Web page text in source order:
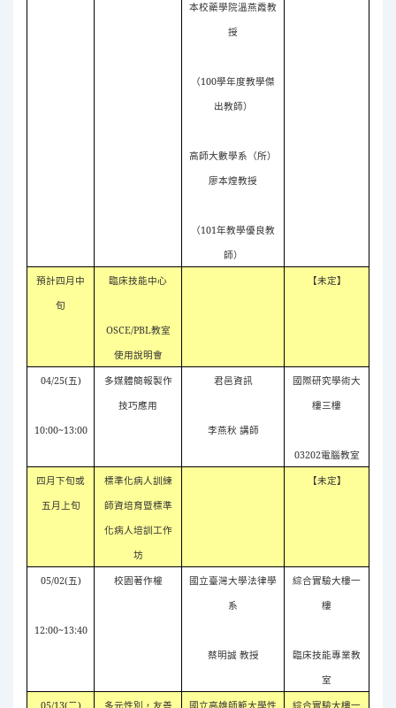
本校藥學院溫燕霞教
授
（100學年度教學傑
出教師）
高師大數學系（所）
廖本煌教授
（101年教學優良教
師）
預計四月中
旬
臨床技能中心
OSCE/PBL教室
使用說明會
【未定】
04/25(五)
10:00~13:00
多媒體簡報製作
技巧應用
君邑資訊
李燕秋 講師
國際研究學術大
樓三樓
03202電腦教室
四月下旬或
五月上旬
標準化病人訓練
師資培育暨標準
化病人培訓工作
坊
【未定】
05/02(五)
12:00~13:40
校園著作權
國立臺灣大學法律學
系
蔡明誠 教授
綜合實驗大樓一
樓
臨床技能專業教
室
05/13(二) 多元性別，友善 國立高雄師範大學性 綜合實驗大樓一